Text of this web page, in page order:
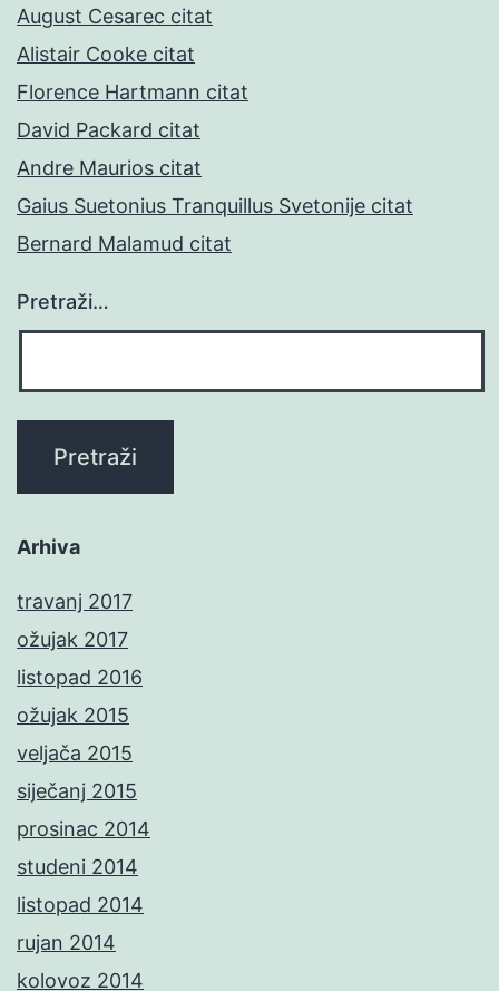
August Cesarec citat
Alistair Cooke citat
Florence Hartmann citat
David Packard citat
Andre Maurios citat
Gaius Suetonius Tranquillus Svetonije citat
Bernard Malamud citat
Pretraži…
Arhiva
travanj 2017
ožujak 2017
listopad 2016
ožujak 2015
veljača 2015
siječanj 2015
prosinac 2014
studeni 2014
listopad 2014
rujan 2014
kolovoz 2014